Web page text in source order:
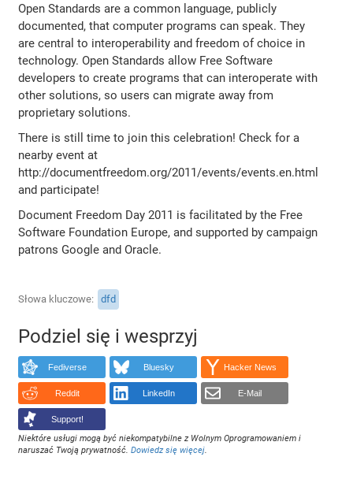
Open Standards are a common language, publicly
documented, that computer programs can speak. They
are central to interoperability and freedom of choice in
technology. Open Standards allow Free Software
developers to create programs that can interoperate with
other solutions, so users can migrate away from
proprietary solutions.
There is still time to join this celebration! Check for a
nearby event at
http://documentfreedom.org/2011/events/events.en.html
and participate!
Document Freedom Day 2011 is facilitated by the Free
Software Foundation Europe, and supported by campaign
patrons Google and Oracle.
Słowa kluczowe dfd
Podziel się i wesprzyj
Fediverse Bluesky Hacker News
Reddit LinkedIn E-Mail
Support!
Niektóre usługi mogą być niekompatybilne z Wolnym Oprogramowaniem i
naruszać Twoją prywatność.Dowiedz się więcej.